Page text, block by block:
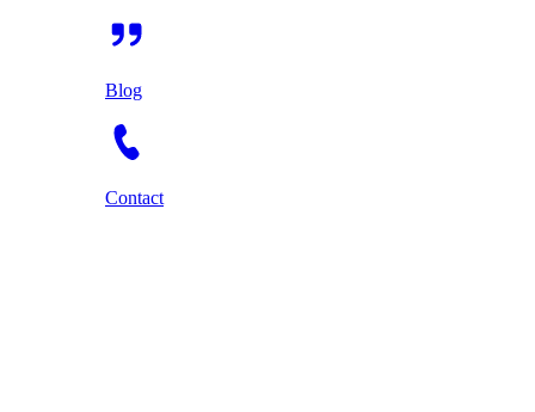
Blog
Contact